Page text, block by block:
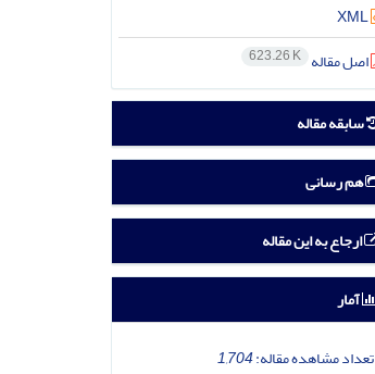
XML
اصل مقاله 623.26 K
سابقه مقاله
هم رسانی
ارجاع به این مقاله
آمار
تعداد مشاهده مقاله:1,704